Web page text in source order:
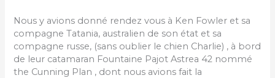
Nous y avions donné rendez vous à Ken Fowler et sa
compagne Tatania, australien de son état et sa
compagne russe, (sans oublier le chien Charlie) , à bord
de leur catamaran Fountaine Pajot Astrea 42 nommé
the Cunning Plan , dont nous avions fait la